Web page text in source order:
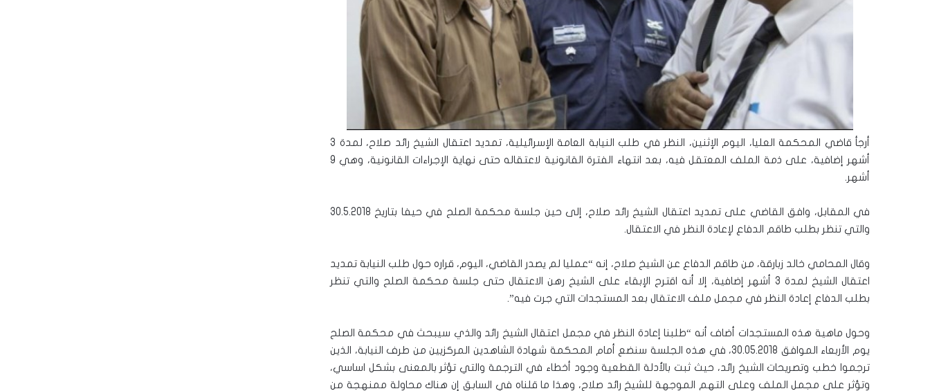
أرجأ قاضي المحكمة العليا، اليوم الإثنين، النظر في طلب النيابة العامة الإسرائيلية، تمديد اعتقال الشيخ رائد صلاح، لمدة 3
أشهر إضافية، على ذمة الملف المعتقل فيه، بعد انتهاء الفترة القانونية لاعتقاله حتى نهاية الإجراءات القانونية، وهي 9
أشهر.
في المقابل، وافق القاضي على تمديد اعتقال الشيخ رائد صلاح، إلى حين جلسة محكمة الصلح في حيفا بتاريخ 30.5.2018
والتي تنظر بطلب طاقم الدفاع لإعادة النظر في الاعتقال.
وقال المحامي خالد زبارقة، من طاقم الدفاع عن الشيخ صلاح، إنه “عمليا لم يصدر القاضي، اليوم، قراره حول طلب النيابة تمديد
اعتقال الشيخ لمدة 3 أشهر إضافية، إلا أنه اقترح الإبقاء على الشيخ رهن الاعتقال حتى جلسة محكمة الصلح والتي تنظر
بطلب الدفاع إعادة النظر في مجمل ملف الاعتقال بعد المستجدات التي جرت فيه”.
وحول ماهية هذه المستجدات أضاف أنه “طلبنا إعادة النظر في مجمل اعتقال الشيخ رائد والذي سيبحث في محكمة الصلح
يوم الأربعاء الموافق 30.05.2018، في هذه الجلسة سنضع أمام المحكمة شهادة الشاهدين المركزيين من طرف النيابة، الذين
ترجموا خطب وتصريحات الشيخ رائد، حيث ثبت بالأدلة القطعية وجود أخطاء في الترجمة والتي تؤثر بالمعنى بشكل اساسي،
وتؤثر على مجمل الملف وعلى التهم الموجهة للشيخ رائد صلاح، وهذا ما قلناه في السابق إن هناك محاولة ممنهجة من